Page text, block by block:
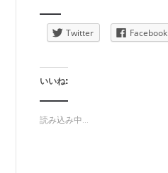
Twitter Facebook
いいね:
読み込み中...